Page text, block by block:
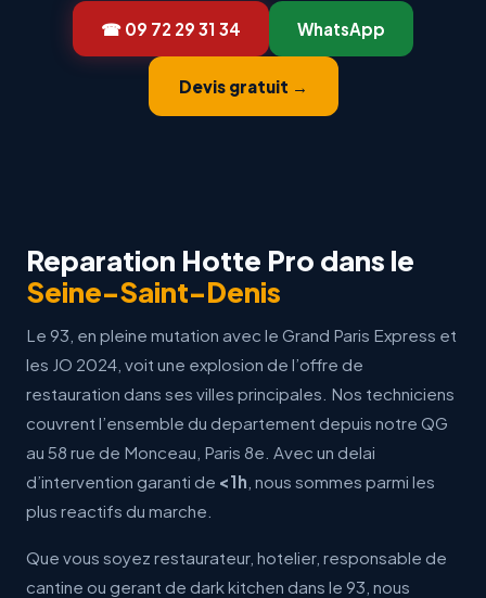
☎ 09 72 29 31 34 WhatsApp
Devis gratuit →
Reparation Hotte Pro dans le
Seine-Saint-Denis
Le 93, en pleine mutation avec le Grand Paris Express et
les JO 2024, voit une explosion de l’offre de
restauration dans ses villes principales. Nos techniciens
couvrent l’ensemble du departement depuis notre QG
au 58 rue de Monceau, Paris 8e. Avec un delai
d’intervention garanti de <1h , nous sommes parmi les
plus reactifs du marche.
Que vous soyez restaurateur, hotelier, responsable de
cantine ou gerant de dark kitchen dans le 93, nous